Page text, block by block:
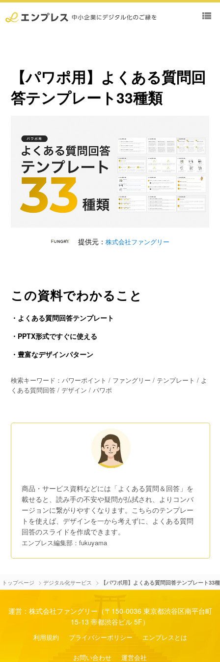
view_list
【パワポ用】よくある質問回
答テンプレート33種類
提供元：株式会社ファングリー
この資料でわかること
・よくある質問回答テンプレート
・PPTX形式ですぐに使える
・豊富なデザインパターン
検索キーワード：パワーポイント / ファングリー / テンプレート / よ
くある質問回答 / デザイン / パワポ
商品・サービス資料などには「よくある質問＆回答」を
載せると、読み手の不安や疑問が払拭され、よりコンバ
ージョンに繋がりやすくなります。こちらのテンプレー
トを使えば、デザインを一から考えずに、よくある質問
回答のスライドを作成できます。
エンプレス編集部：fukuyama
トップページ >デジタル化サービス > 【パワポ用】よくある質問回答テンプレート33
運営：株式会社ファングリー（〒150-0036 東京都渋谷区南平台町
15-13 帝都渋谷ビル 5F）
利用規約 プライバシーポリシー エンプレスとは
お問い合わせ 運営会社